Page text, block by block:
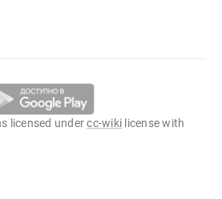
licensed undercc-wiki license with